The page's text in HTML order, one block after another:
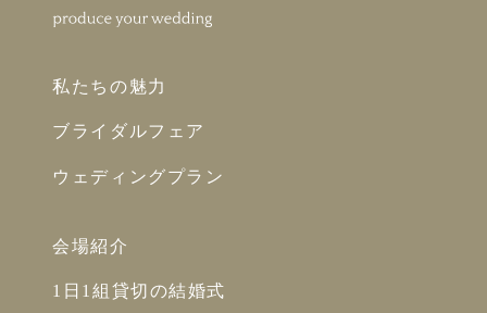
私たちの魅力
ブライダルフェア
ウェディングプラン
会場紹介
1日1組貸切の結婚式